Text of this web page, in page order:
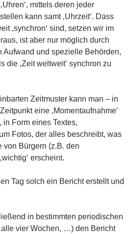
mittels deren jeder
kann samt ‚Uhrzeit‘. Dass
‚synchron‘ sind, setzen wir im
ist aber nur möglich durch
Aufwand und spezielle Behörden,
die ‚Zeit weltweit‘ synchron zu
Zeitmuster kann man – in
eine ‚Momentaufnahme‘
Form eines Textes,
Fotos, der alles beschreibt, was
von Bürgern (z.B. den
erscheint.
Tag solch ein Bericht erstellt und
in bestimmten periodischen
vier Wochen, …) den Bericht